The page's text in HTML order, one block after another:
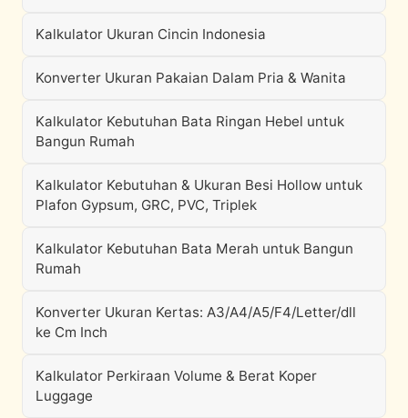
Kalkulator Ukuran Cincin Indonesia
Konverter Ukuran Pakaian Dalam Pria & Wanita
Kalkulator Kebutuhan Bata Ringan Hebel untuk
Bangun Rumah
Kalkulator Kebutuhan & Ukuran Besi Hollow untuk
Plafon Gypsum, GRC, PVC, Triplek
Kalkulator Kebutuhan Bata Merah untuk Bangun
Rumah
Konverter Ukuran Kertas: A3/A4/A5/F4/Letter/dll
ke Cm Inch
Kalkulator Perkiraan Volume & Berat Koper
Luggage